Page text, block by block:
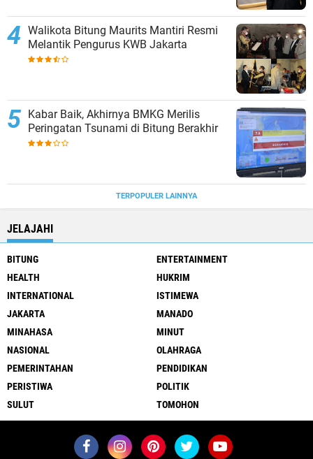
Walikota Bitung Maurits Mantiri Resmi
Melantik Pengurus KWB Jakarta
Kabar Baik, Akhirnya BMKG Merilis
Peringatan Tsunami di Bitung Berakhir
TERPOPULER LAINNYA
JELAJAHI
BITUNG
ENTERTAINMENT
HEALTH
HUKRIM
INTERNATIONAL
ISTIMEWA
JAKARTA
MANADO
MINAHASA
MINUT
NASIONAL
OLAHRAGA
PEMERINTAHAN
PENDIDIKAN
PERISTIWA
POLITIK
SULUT
TOMOHON